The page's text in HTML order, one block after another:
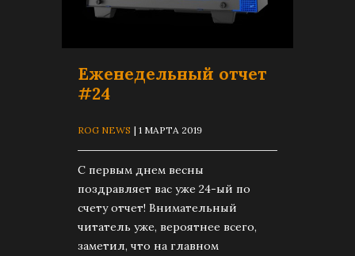
Еженедельный отчет
#24
ROG NEWS | 1 МАРТА 2019
C первым днем весны
поздравляет вас уже 24-ый по
счету отчет! Внимательный
читатель уже, вероятнее всего,
заметил, что на главном